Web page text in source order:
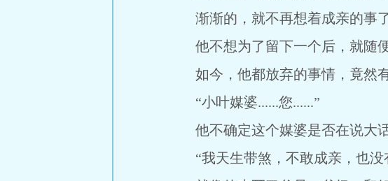
渐渐的，就不再想着成亲的事了
他不想为了留下一个后，就随便
如今，他都放弃的事情，竟然有
“小叶媒婆......您......”
他不确定这个媒婆是否在说大话
“我天生带煞，不敢成亲，也没